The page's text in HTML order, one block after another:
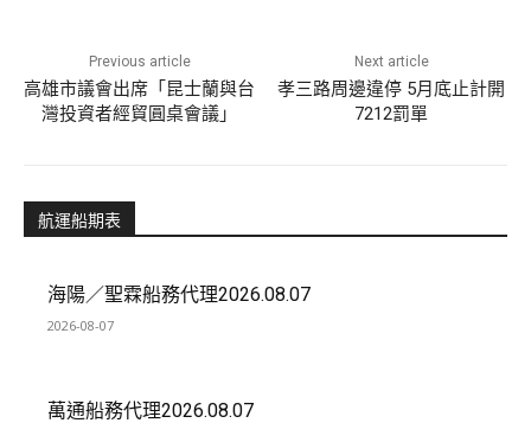
Previous article
高雄市議會出席「昆士蘭與台
灣投資者經貿圓桌會議」
Next article
孝三路周邊違停 5月底止計開
7212罰單
航運船期表
海陽／聖霖船務代理2026.08.07
2026-08-07
萬通船務代理2026.08.07